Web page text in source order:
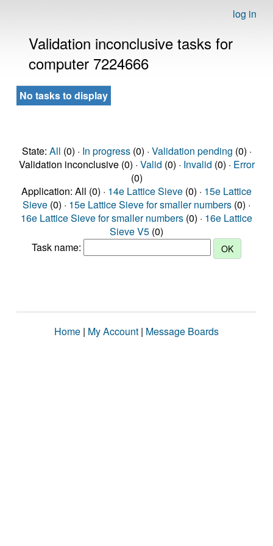
log in
Validation inconclusive tasks for
computer 7224666
No tasks to display
State: All (0) · In progress(0) · Validation pending (0) ·
Validation inconclusive (0) · Valid (0) · Invalid (0) · Error
(0)
Application: All (0) · 14e Lattice Sieve (0) · 15e Lattice
Sieve (0) · 15e Lattice Sieve for smaller numbers (0) ·
16e Lattice Sieve for smaller numbers (0) · 16e Lattice
Sieve V5 (0)
Task name:
Home | My Account | Message Boards